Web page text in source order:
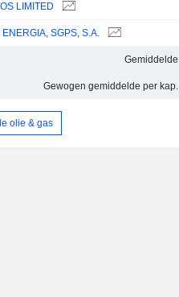
LIMITED
ENERGIA, SGPS, S.A.
Gemiddelde
Gewogen gemiddelde per kap.
olie & gas